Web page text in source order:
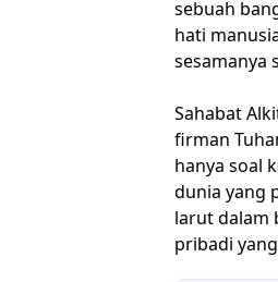
sebuah
hati
sesamanya
Sahabat
firman
hanya soal
dunia yang
larut dalam
pribadi